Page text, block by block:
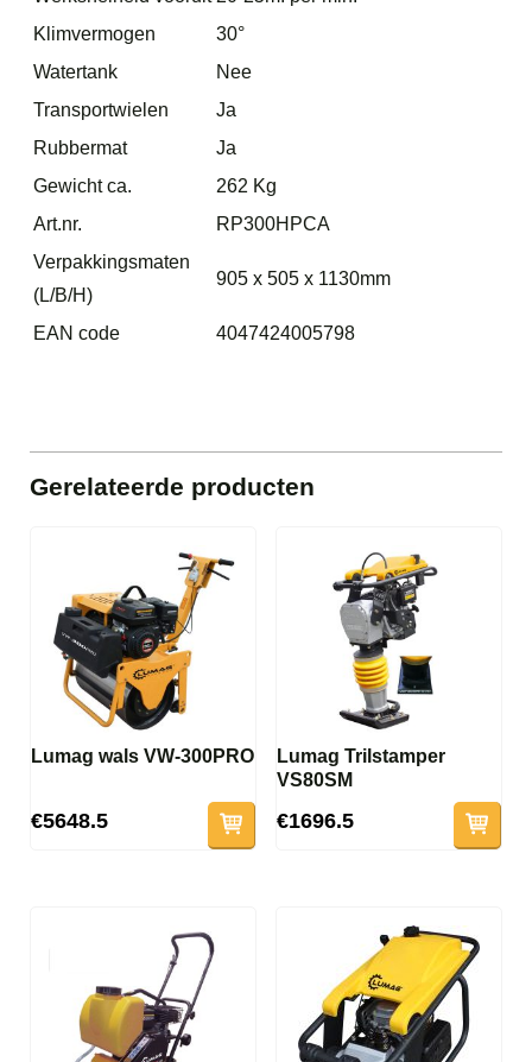
Klimvermogen
30°
Watertank
Nee
Transportwielen
Ja
Rubbermat
Ja
Gewicht ca.
262 Kg
Art.nr.
RP300HPCA
Verpakkingsmaten
(L/B/H)
905 x 505 x 1130mm
EAN code 4047424005798
Gerelateerde producten
Lumag wals VW-300PRO
€5648.5
Lumag Trilstamper
VS80SM
€1696.5